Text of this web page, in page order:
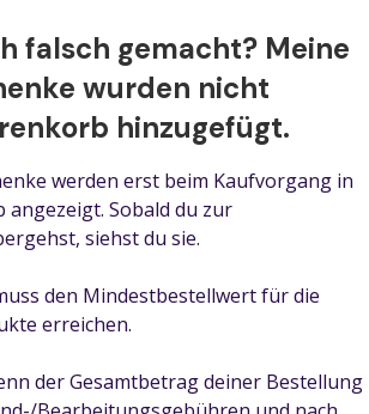
falsch gemacht? Meine
wurden nicht
hinzugefügt.
werden erst beim Kaufvorgang in
angezeigt. Sobald du zur
siehst du sie.
den Mindestbestellwert für die
erreichen.
der Gesamtbetrag deiner Bestellung